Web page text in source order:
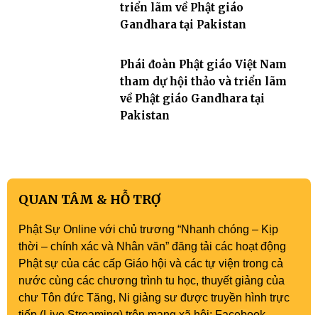
triển lãm về Phật giáo
Gandhara tại Pakistan
Phái đoàn Phật giáo Việt Nam
tham dự hội thảo và triển lãm
về Phật giáo Gandhara tại
Pakistan
QUAN TÂM & HỖ TRỢ
Phật Sự Online với chủ trương “Nhanh chóng – Kịp
thời – chính xác và Nhân văn” đăng tải các hoạt động
Phật sự của các cấp Giáo hội và các tự viện trong cả
nước cùng các chương trình tu học, thuyết giảng của
chư Tôn đức Tăng, Ni giảng sư được truyền hình trực